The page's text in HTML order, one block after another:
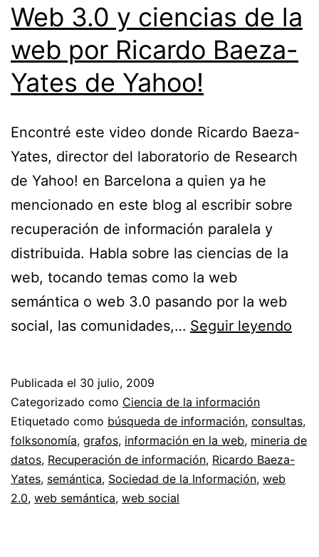
Web 3.0 y ciencias de la
web por Ricardo Baeza-
Yates de Yahoo!
Encontré este video donde Ricardo Baeza-
Yates, director del laboratorio de Research
de Yahoo! en Barcelona a quien ya he
mencionado en este blog al escribir sobre
recuperación de información paralela y
distribuida. Habla sobre las ciencias de la
web, tocando temas como la web
semántica o web 3.0 pasando por la web
social, las comunidades,… Seguir leyendo
de
la
web
Publicada el 30 julio, 2009
Categorizado como Ciencia de la información
Etiquetado como búsqueda de información, consultas,
folksonomía, grafos, información en la web, mineria de
datos, Recuperación de información, Ricardo Baeza-
Yates, semántica, Sociedad de la Información, web
2.0, web semántica, web social